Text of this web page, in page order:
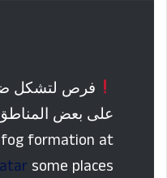
فرص لتشكل
على بعض
formation at
some places